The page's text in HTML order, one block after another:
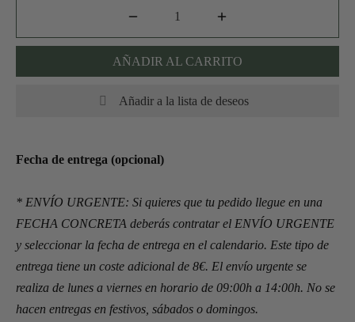
AÑADIR AL CARRITO
Añadir a la lista de deseos
Fecha de entrega (opcional)